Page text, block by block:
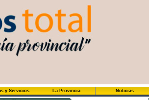
y Servicios La Provincia Noticias